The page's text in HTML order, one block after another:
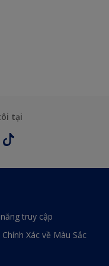
tại
truy cập
Chính Xác về Màu Sắc